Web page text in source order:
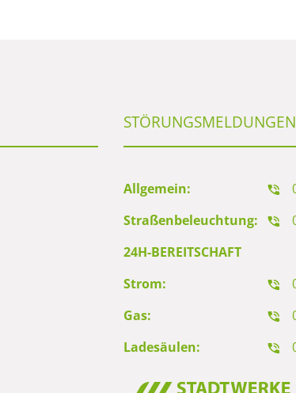
STÖRUNGSMELDUNGEN
Allgemein:
Straßenbeleuchtung:
24H-BEREITSCHAFT
Strom:
Gas:
Ladesäulen: